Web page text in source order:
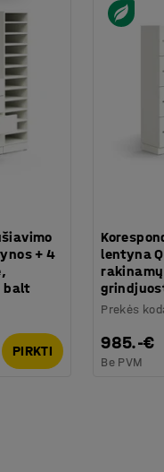
+ 4
balt
PIRKTI
lentyna
Prekės
985.-€
Be PVM